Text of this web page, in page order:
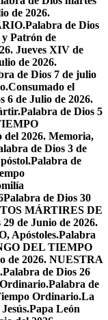
de 2026.
Palabra de Dios
Patrón de
Jueves XIV de
de 2026.
de Dios 7 de julio
Consumado el
6 de Julio de 2026.
Palabra de Dios 5
del 2026. Memoria,
de Dios 3 de
Palabra de
Palabra de Dios 30
MÁRTIRES DE
de Junio de 2026.
Apóstoles.Palabra
DEL TIEMPO
de 2026. NUESTRA
Palabra de Dios 26
Palabra de
Ordinario.La
Papa León